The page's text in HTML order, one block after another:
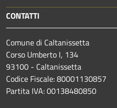
CONTATTI
Comune di Caltanissetta
Corso Umberto I, 134
93100 - Caltanissetta
Codice Fiscale: 80001130857
Partita IVA: 00138480850